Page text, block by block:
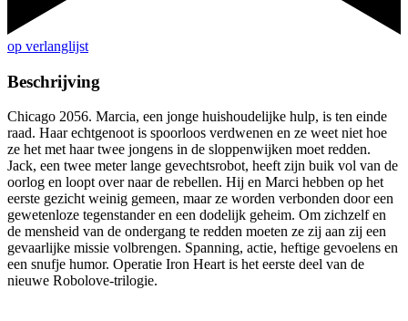
op verlanglijst
Beschrijving
Chicago 2056. Marcia, een jonge huishoudelijke hulp, is ten einde
raad. Haar echtgenoot is spoorloos verdwenen en ze weet niet hoe
ze het met haar twee jongens in de sloppenwijken moet redden.
Jack, een twee meter lange gevechtsrobot, heeft zijn buik vol van de
oorlog en loopt over naar de rebellen. Hij en Marci hebben op het
eerste gezicht weinig gemeen, maar ze worden verbonden door een
gewetenloze tegenstander en een dodelijk geheim. Om zichzelf en
de mensheid van de ondergang te redden moeten ze zij aan zij een
gevaarlijke missie volbrengen. Spanning, actie, heftige gevoelens en
een snufje humor. Operatie Iron Heart is het eerste deel van de
nieuwe Robolove-trilogie.